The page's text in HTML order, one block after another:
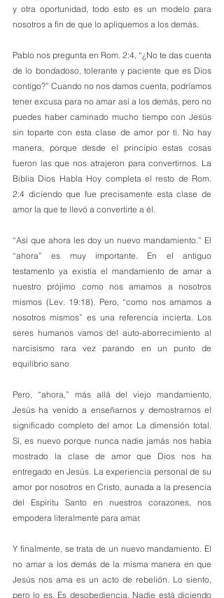
y otra oportunidad, todo esto es un modelo para
nosotros a fin de que lo apliquemos a los demás.
Pablo nos pregunta en Rom. 2:4, “¿No te das cuenta
de lo bondadoso, tolerante y paciente que es Dios
contigo?” Cuando no nos damos cuenta, podríamos
tener excusa para no amar así a los demás, pero no
puedes haber caminado mucho tiempo con Jesús
sin toparte con esta clase de amor por ti. No hay
manera, porque desde el principio estas cosas
fueron las que nos atrajeron para convertirnos. La
Biblia Dios Habla Hoy completa el resto de Rom.
2:4 diciendo que fue precisamente esta clase de
amor la que te llevó a convertirte a él.
“Así que ahora les doy un nuevo mandamiento.” El
“ahora” es muy importante. En el antiguo
testamento ya existía el mandamiento de amar a
nuestro prójimo como nos amamos a nosotros
mismos (Lev. 19:18). Pero, “como nos amamos a
nosotros mismos” es una referencia incierta. Los
seres humanos vamos del auto-aborrecimiento al
narcisismo rara vez parando en un punto de
equilibrio sano.
Pero, “ahora,” más allá del viejo mandamiento,
Jesús ha venido a enseñarnos y demostrarnos el
significado completo del amor. La dimensión total.
Sí, es nuevo porque nunca nadie jamás nos había
mostrado la clase de amor que Dios nos ha
entregado en Jesús. La experiencia personal de su
amor por nosotros en Cristo, aunada a la presencia
del Espíritu Santo en nuestros corazones, nos
empodera literalmente para amar.
Y finalmente, se trata de un nuevo mandamiento. El
no amar a los demás de la misma manera en que
Jesús nos ama es un acto de rebelión. Lo siento,
pero lo es. Es desobediencia. Nadie está diciendo